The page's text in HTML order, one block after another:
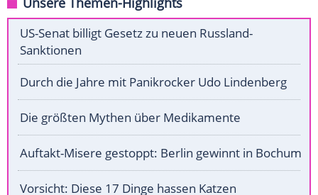
US-Senat billigt Gesetz zu neuen Russland-
Sanktionen
Durch die Jahre mit Panikrocker Udo Lindenberg
Die größten Mythen über Medikamente
Auftakt-Misere gestoppt: Berlin gewinnt in Bochum
Vorsicht: Diese 17 Dinge hassen Katzen